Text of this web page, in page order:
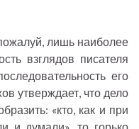
лишь наиболее
взглядов писателя
его
утверждает, что дело
«кто, как и при